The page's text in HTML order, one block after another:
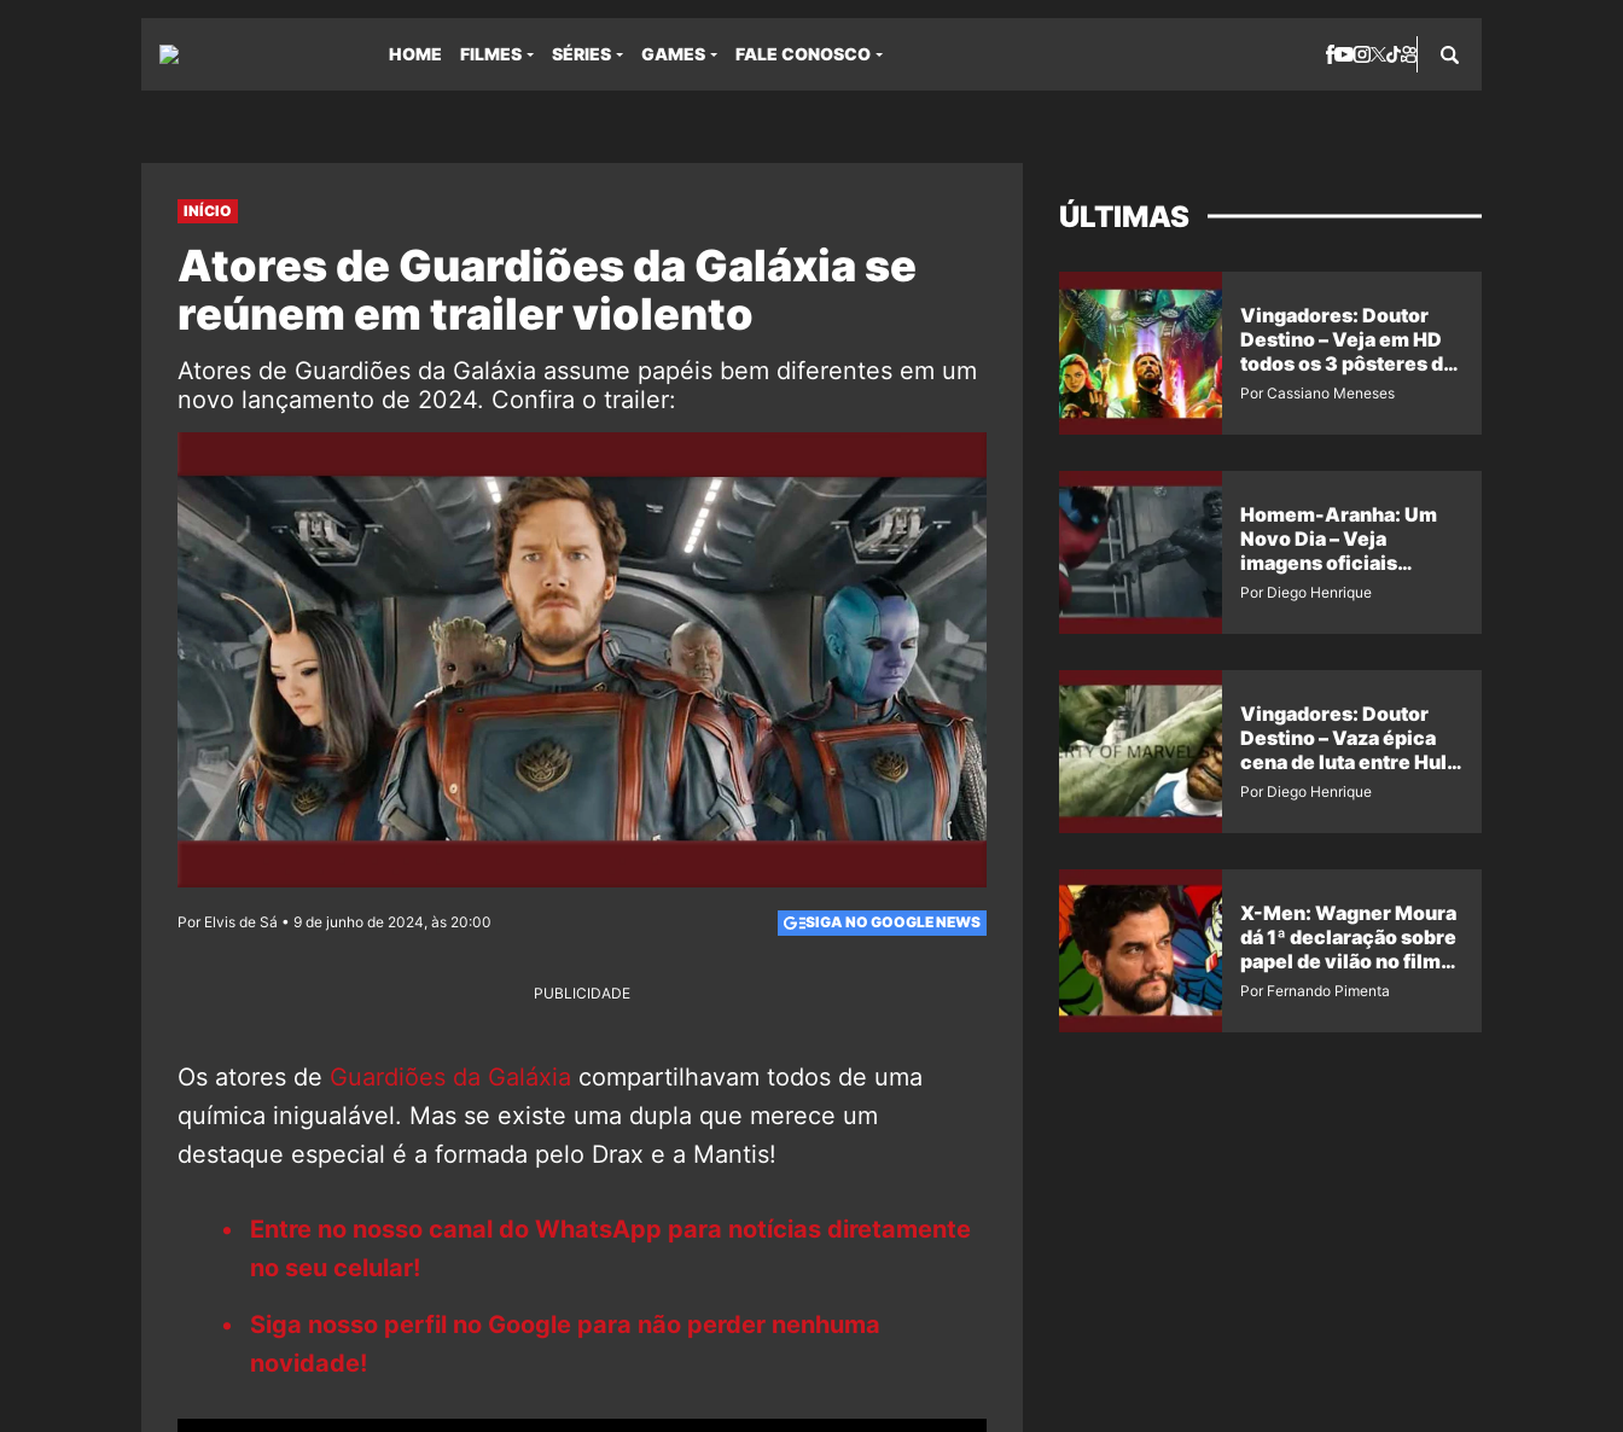
HOME FILMES SÉRIES GAMES FALE CONOSCO
INÍCIO
Atores de Guardiões da Galáxia se
reúnem em trailer violento
Atores de Guardiões da Galáxia assume papéis bem diferentes em um
novo lançamento de 2024. Confira o trailer:
Por Elvis de Sá • 9 de junho de 2024, às 20:00 SIGA NO GOOGLE NEWS
PUBLICIDADE
Os atores de Guardiões da Galáxia compartilhavam todos de uma
química inigualável. Mas se existe uma dupla que merece um
destaque especial é a formada pelo Drax e a Mantis!
Entre no nosso canal do WhatsApp para notícias diretamente
no seu celular!
Siga nosso perfil no Google para não perder nenhuma
novidade!
ÚLTIMAS
Vingadores: Doutor
Destino – Veja em HD
todos os 3 pôsteres de
‘Doomsday’ + 1 imagem
Por Cassiano Meneses
Homem-Aranha: Um
Novo Dia – Veja
imagens oficiais
descartadas do Hulk
Por Diego Henrique
Vingadores: Doutor
Destino – Vaza épica
cena de luta entre Hulk
e o Coisa
Por Diego Henrique
X-Men: Wagner Moura
dá 1ª declaração sobre
papel de vilão no filme
da Marvel
Por Fernando Pimenta